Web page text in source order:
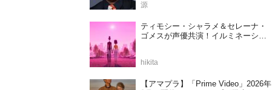
源
ティモシー・シャラメ＆セレーナ・
ゴメスが声優共演！イルミネーショ
定
hikita
【アマプラ】「Prime Video」2026年